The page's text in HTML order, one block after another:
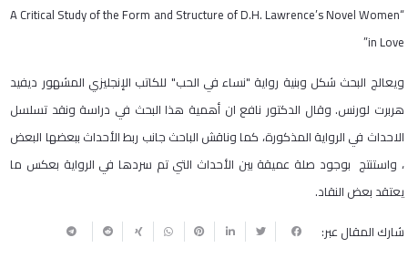
“A Critical Study of the Form and Structure of D.H. Lawrence’s Novel Women
in Love”
ويعالج البحث شكل وبنية رواية "نساء في الحب" للكاتب الإنجليزي المشهور ديفيد
هربرت لورنس. وقال الدكتور نافع ان أهمية هذا البحث في دراسة ونقد تسلسل
الاحداث في الرواية المذكورة، كما وناقش الباحث جانب ربط الأحداث ببعضها البعض
، واستنتج بوجود صلة عميقة بين الأحداث التي تم سردها في الرواية بعكس ما
يعتقد بعض النقاد.
شارك المقال عبر: